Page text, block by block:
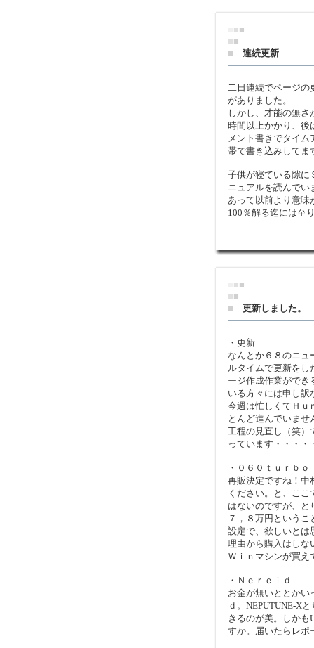
■■
■■
■
連続更新
二日連続でページの
がありました。
しかし、才能の無
時間以上かかり、後
メント書きでタイ
帯で書き込みしてま
子供が寝ている隙に
ニュアルを読んでい
あって以前より意味
100％解る迄には至
■■
■■
■
更新しました。
・更新
なんとか６８のニュ
ルタイムで更新をし
ージ作成作業ができ
いる方々には申し訳
今週は忙しくてＨｕ
とんど進んでいま
工程の見直し（笑）
っています・・・・
・０６０ｔｕｒｂｏ
再販決定ですね！中
ください。と、こ
はないのですが、と
７，８万円という
設定で、欲しいとは
理由から購入はしな
Ｗｉｎマシンが買え
・Ｎｅｒｅｉｄ
お金が無いととかい
ｄ。NEPUTUNE-X
きるのが美。しかも
すか。届いたらレポ